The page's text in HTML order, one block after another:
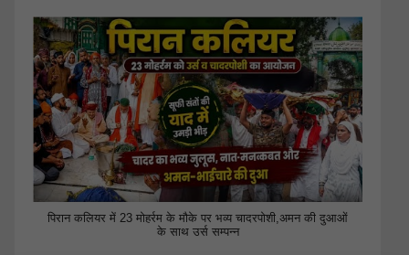
पिरान कलियर में 23 मोहर्रम के मौके पर भव्य चादरपोशी,अमन की दुआओं
के साथ उर्स सम्पन्न